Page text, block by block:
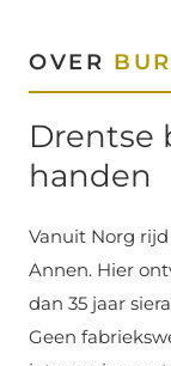
OVER
Drentse
handen
Vanuit Norg
Annen. Hier
dan 35 jaar
Geen